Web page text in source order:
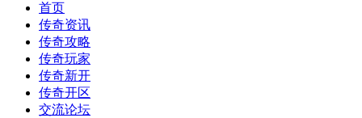
首页
传奇资讯
传奇攻略
传奇玩家
传奇新开
传奇开区
交流论坛